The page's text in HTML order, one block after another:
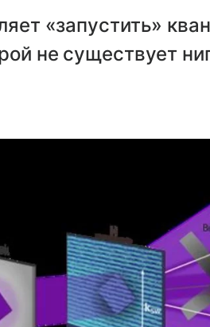
«запустить»
не существует